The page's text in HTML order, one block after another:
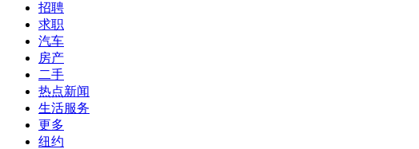
招聘
求职
汽车
房产
二手
热点新闻
生活服务
更多
纽约